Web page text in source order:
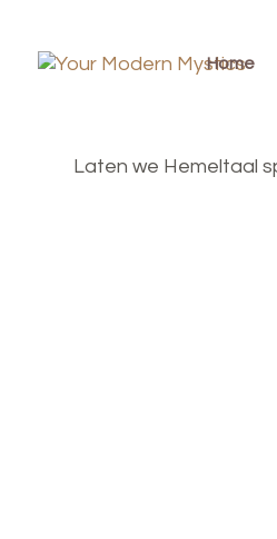
Home
Laten we Hemeltaal